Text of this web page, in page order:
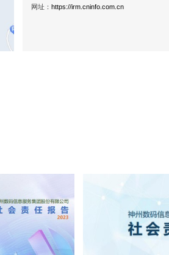
网址： https://irm.cninfo.com.cn